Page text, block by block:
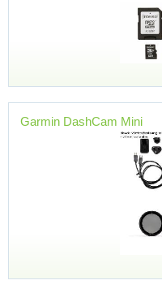
Garmin DashCam Mini